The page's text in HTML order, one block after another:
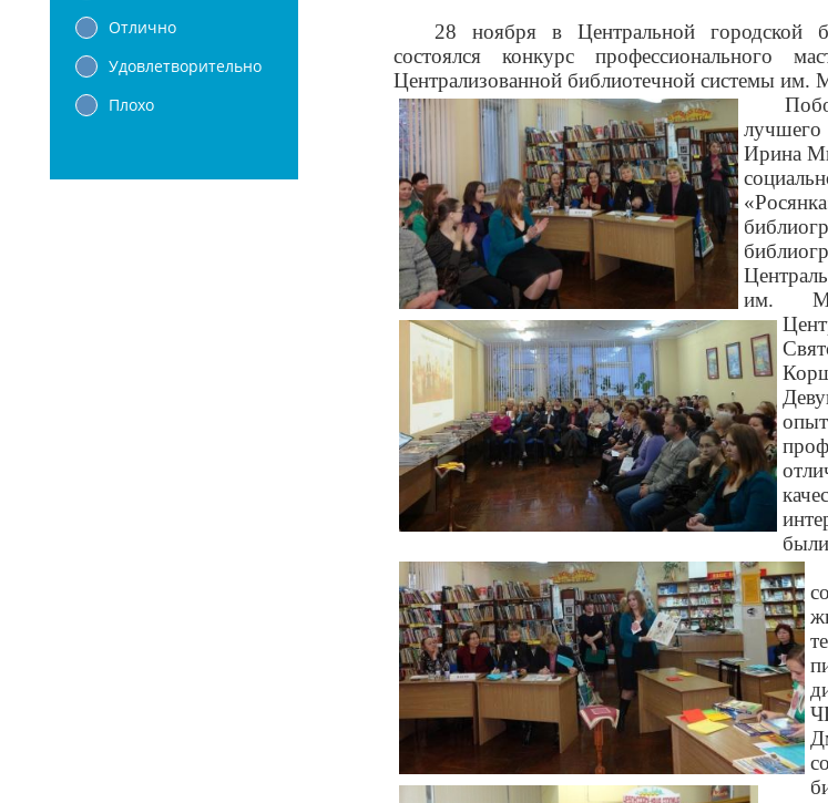
Отлично
Удовлетворительно
Плохо
28 ноября в Центральной городской
состоялся конкурс профессионального
Централизованной библиотечной системы им.
Ирина
им.